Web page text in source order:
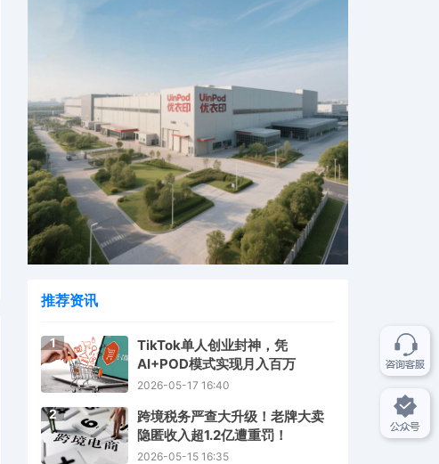
推荐资讯
1
TikTok单人创业封神，凭
AI+POD模式实现月入百万
2026-05-17 16:40
2
跨境税务严查大升级！老牌大卖
隐匿收入超1.2亿遭重罚！
2026-05-15 16:35